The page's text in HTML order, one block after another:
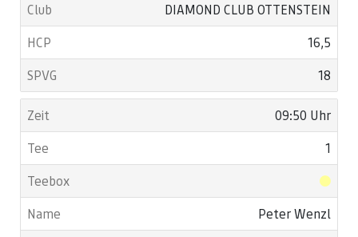
DIAMOND CLUB OTTENSTEIN
16,5
18
09:50 Uhr
1
Peter Wenzl